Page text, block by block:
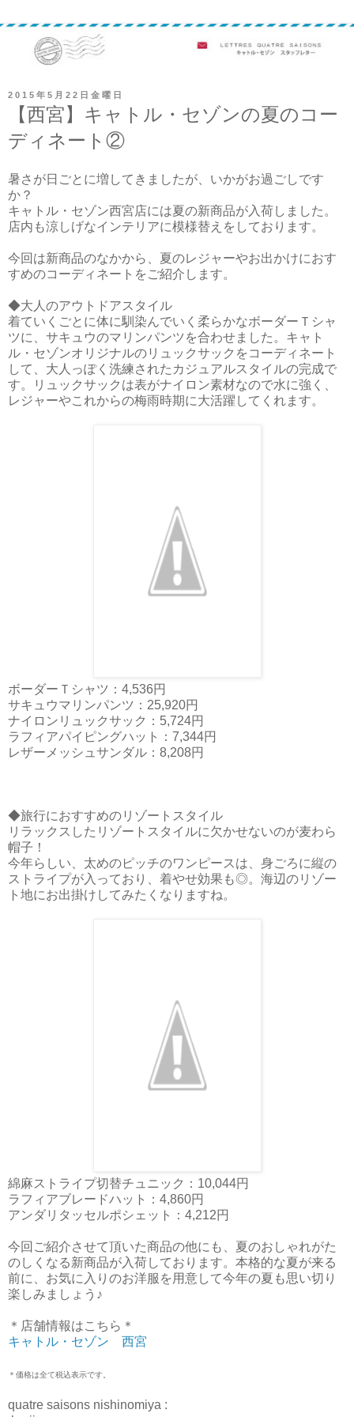
2015年5月22日金曜日
【西宮】キャトル・セゾンの夏のコー
ディネート②
暑さが日ごとに増してきましたが、いかがお過ごしです
か？
キャトル・セゾン西宮店には夏の新商品が入荷しました。
店内も涼しげなインテリアに模様替えをしております。
今回は新商品のなかから、夏のレジャーやお出かけにおす
すめのコーディネートをご紹介します。
◆大人のアウトドアスタイル
着ていくごとに体に馴染んでいく柔らかなボーダーＴシャ
ツに、サキュウのマリンパンツを合わせました。キャト
ル・セゾンオリジナルのリュックサックをコーディネート
して、大人っぽく洗練されたカジュアルスタイルの完成で
す。リュックサックは表がナイロン素材なので水に強く、
レジャーやこれからの梅雨時期に大活躍してくれます。
ボーダーＴシャツ：4,536円
サキュウマリンパンツ：25,920円
ナイロンリュックサック：5,724円
ラフィアパイピングハット：7,344円
レザーメッシュサンダル：8,208円
◆旅行におすすめのリゾートスタイル
リラックスしたリゾートスタイルに欠かせないのが麦わら
帽子！
今年らしい、太めのピッチのワンピースは、身ごろに縦の
ストライプが入っており、着やせ効果も◎。海辺のリゾー
ト地にお出掛けしてみたくなりますね。
綿麻ストライプ切替チュニック：10,044円
ラフィアブレードハット：4,860円
アンダリタッセルポシェット：4,212円
今回ご紹介させて頂いた商品の他にも、夏のおしゃれがた
のしくなる新商品が入荷しております。本格的な夏が来る
前に、お気に入りのお洋服を用意して今年の夏も思い切り
楽しみましょう♪
＊店舗情報はこちら＊
キャトル・セゾン 西宮
＊価格は全て税込表示です。
quatre saisons nishinomiya :